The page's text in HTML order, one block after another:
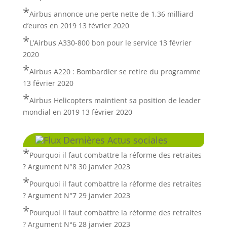
Airbus annonce une perte nette de 1,36 milliard
d’euros en 2019 13 février 2020
L’Airbus A330-800 bon pour le service 13 février
2020
Airbus A220 : Bombardier se retire du programme
13 février 2020
Airbus Helicopters maintient sa position de leader
mondial en 2019 13 février 2020
Dernières Actus sociales
Pourquoi il faut combattre la réforme des retraites
? Argument N°8 30 janvier 2023
Pourquoi il faut combattre la réforme des retraites
? Argument N°7 29 janvier 2023
Pourquoi il faut combattre la réforme des retraites
? Argument N°6 28 janvier 2023